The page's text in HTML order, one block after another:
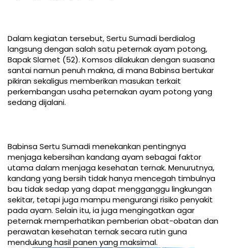
Dalam kegiatan tersebut, Sertu Sumadi berdialog
langsung dengan salah satu peternak ayam potong,
Bapak Slamet (52). Komsos dilakukan dengan suasana
santai namun penuh makna, di mana Babinsa bertukar
pikiran sekaligus memberikan masukan terkait
perkembangan usaha peternakan ayam potong yang
sedang dijalani.
Babinsa Sertu Sumadi menekankan pentingnya
menjaga kebersihan kandang ayam sebagai faktor
utama dalam menjaga kesehatan ternak. Menurutnya,
kandang yang bersih tidak hanya mencegah timbulnya
bau tidak sedap yang dapat mengganggu lingkungan
sekitar, tetapi juga mampu mengurangi risiko penyakit
pada ayam. Selain itu, ia juga mengingatkan agar
peternak memperhatikan pemberian obat-obatan dan
perawatan kesehatan ternak secara rutin guna
mendukung hasil panen yang maksimal.